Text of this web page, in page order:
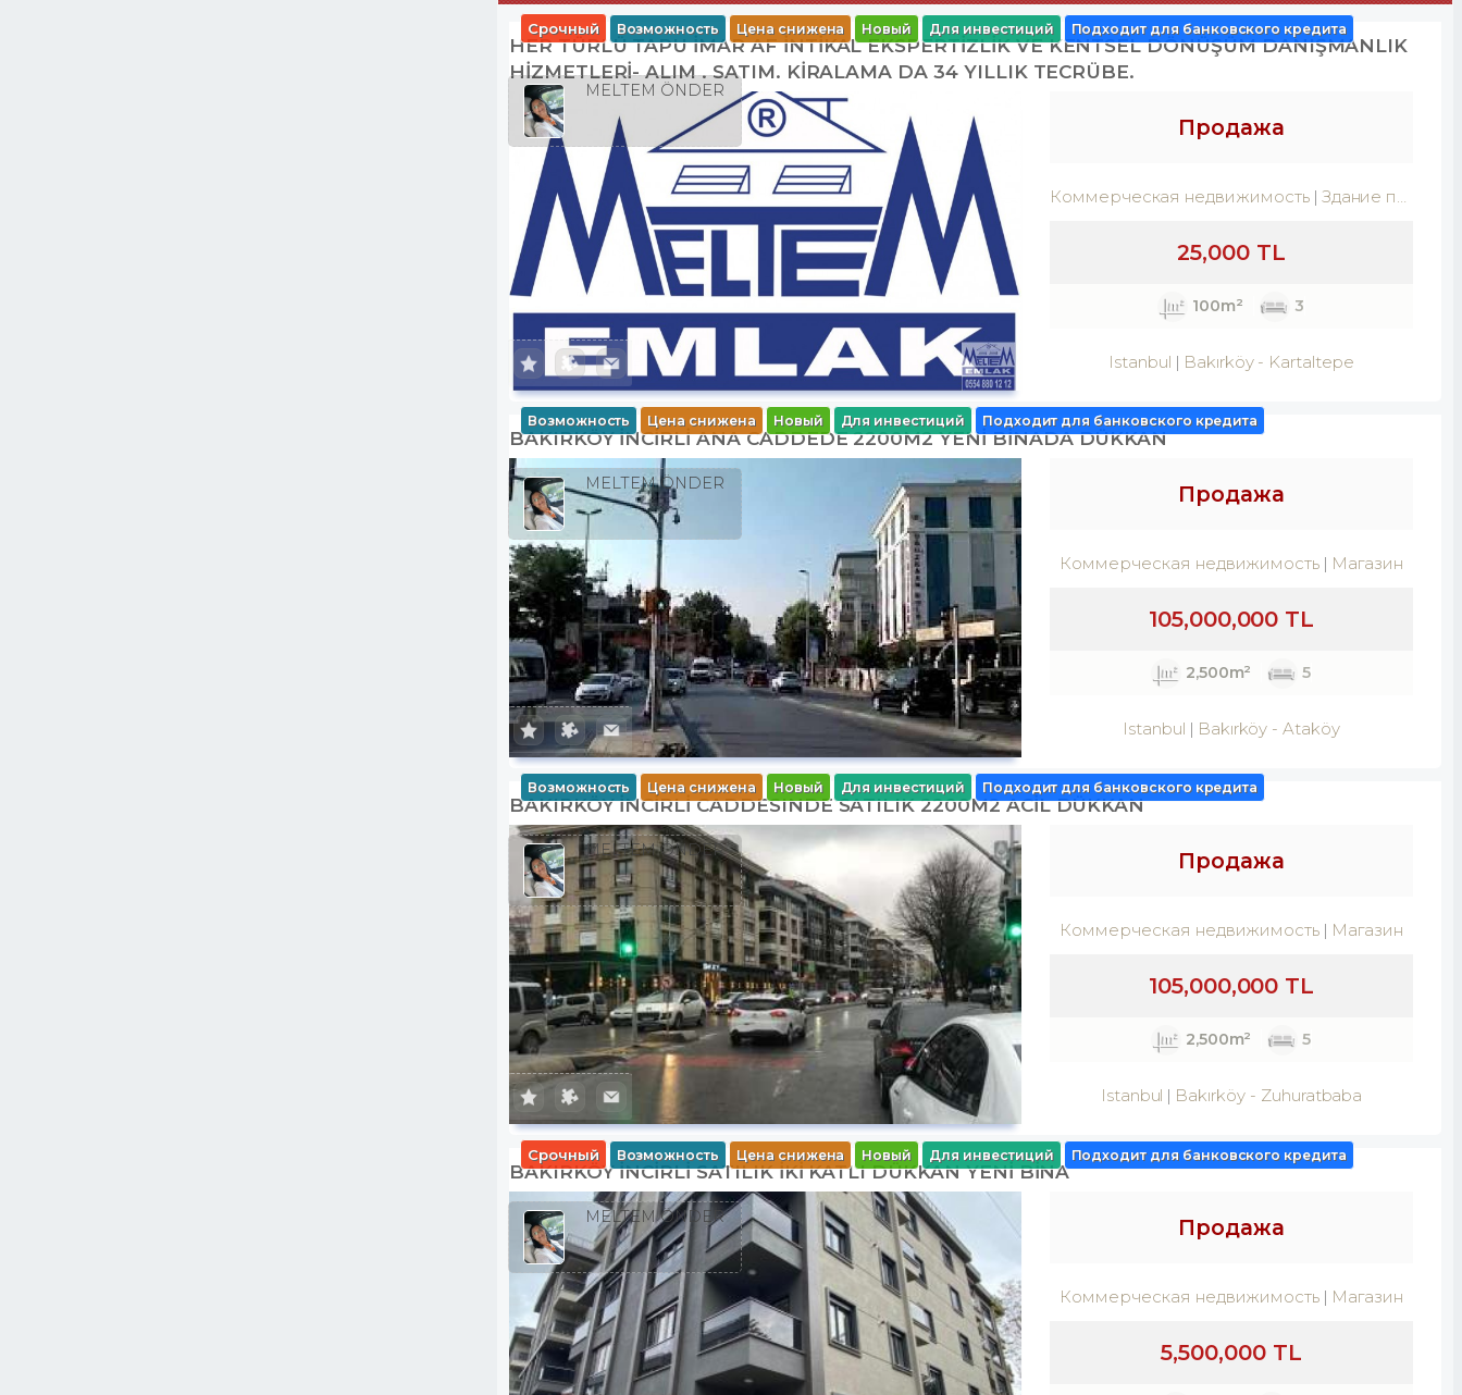
HER TÜRLÜ TAPU İMAR AF İNTİKAL EKSPERTİZLİK VE KENTSEL DÖNÜŞÜM DANIŞMANLIK
HİZMETLERİ- ALIM . SATIM. KİRALAMA DA 34 YILLIK TECRÜBE.
Срочный Возможность Цена снижена Новый Для инвестиций Подходит для банковского кредита
Продажа
Коммерческая недвижимость Здание полностью
25,000 TL
100m² 3
Istanbul Bakırköy- Kartaltepe
MELTEM ÖNDER
BAKIRKÖY İNCİRLİ ANA CADDEDE 2200M2 YENİ BİNADA DÜKKAN
Возможность Цена снижена Новый Для инвестиций Подходит для банковского кредита
Продажа
Коммерческая недвижимость Магазин
105,000,000 TL
2,500m² 5
Istanbul Bakırköy -Ataköy
MELTEM ÖNDER
BAKIRKÖY İNCİRLİ CADDESINDE SATILIK 2200M2 ACİL DÜKKAN
Возможность Цена снижена Новый Для инвестиций Подходит для банковского кредита
Продажа
Коммерческая недвижимость Магазин
105,000,000 TL
2,500m² 5
Istanbul Bakırköy - Zuhuratbaba
MELTEM ÖNDER
BAKIRKÖY İNCİRLİ SATILIK İKİ KATLI DÜKKAN YENİ BİNA
Срочный Возможность Цена снижена Новый Для инвестиций Подходит для банковского кредита
Продажа
Коммерческая недвижимость Магазин
5,500,000 TL
MELTEM ÖNDER